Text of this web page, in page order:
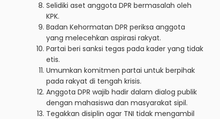
Selidiki aset anggota DPR bermasalah oleh
KPK.
Badan Kehormatan DPR periksa anggota
yang melecehkan aspirasi rakyat.
Partai beri sanksi tegas pada kader yang tidak
etis.
Umumkan komitmen partai untuk berpihak
pada rakyat di tengah krisis.
Anggota DPR wajib hadir dalam dialog publik
dengan mahasiswa dan masyarakat sipil.
Tegakkan disiplin agar TNI tidak mengambil